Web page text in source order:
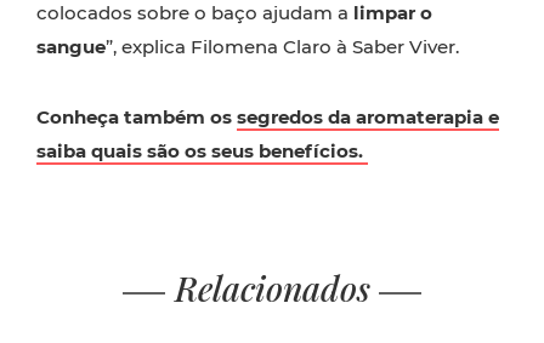
colocados sobre o baço ajudam a limpar o
sangue”, explica Filomena Claro à Saber Viver.
Conheça também os segredos da aromaterapia e
saiba quais são os seus benefícios.
Relacionados